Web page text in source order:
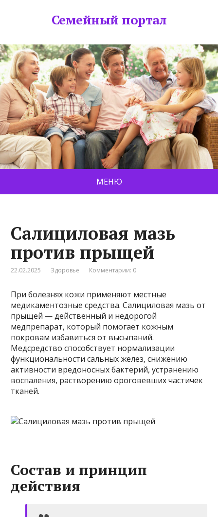
Семейный портал
МЕНЮ
Салициловая мазь
против прыщей
22.02.2025 Здоровье Комментарии: 0
При болезнях кожи применяют местные
медикаментозные средства. Салициловая мазь от
прыщей — действенный и недорогой
медпрепарат, который помогает кожным
покровам избавиться от высыпаний.
Медсредство способствует нормализации
функциональности сальных желез, снижению
активности вредоносных бактерий, устранению
воспаления, растворению ороговевших частичек
тканей.
Состав и принцип
действия